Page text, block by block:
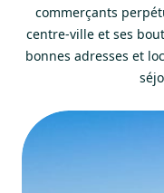
commerçants
centre-ville et ses
bonnes adresses et